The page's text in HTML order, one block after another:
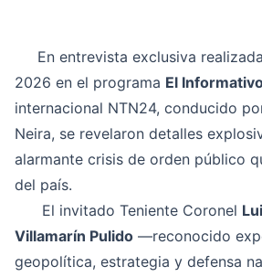
En entrevista exclusiva
2026 en el programa El
internacional NTN24, conducido
Neira, se revelaron detalles
alarmante crisis de orden público
del país.
El invitado Teniente Coronel
Villamarín Pulido —reconocido
geopolítica, estrategia y defensa